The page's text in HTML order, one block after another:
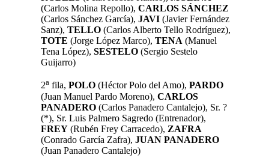
(Carlos Molina Repollo), CARLOS SÁNCHEZ
(Carlos Sánchez García), JAVI (Javier Fernández
Sanz), TELLO (Carlos Alberto Tello Rodríguez),
TOTE (Jorge López Marco), TENA (Manuel
Tena López), SESTELO (Sergio Sestelo
Guijarro)
2a fila, POLO (Héctor Polo del Amo), PARDO
(Juan Manuel Pardo Moreno), CARLOS
PANADERO (Carlos Panadero Cantalejo), Sr. ?
(*), Sr. Luis Palmero Sagredo (Entrenador),
FREY (Rubén Frey Carracedo), ZAFRA
(Conrado García Zafra), JUAN PANADERO
(Juan Panadero Cantalejo)